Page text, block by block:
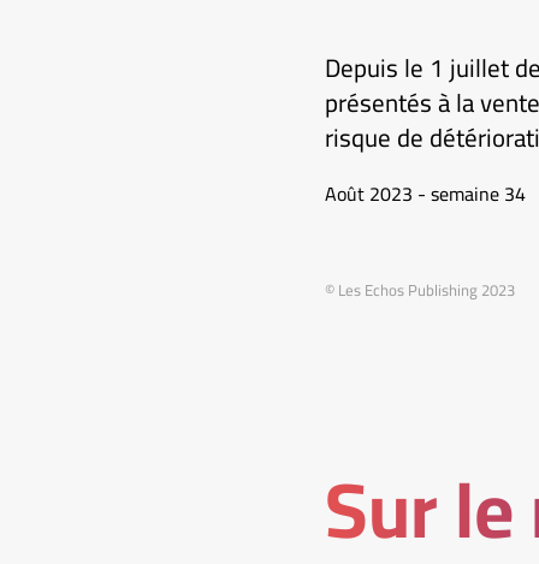
Depuis le 1 juillet
présentés à la
risque de
Août 2023 - semaine 34
© Les Echos Publishing 2023
Sur